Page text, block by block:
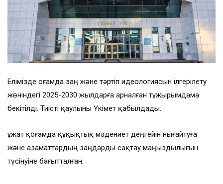
Елімізде Қоғамда заң және тәртіп идеологиясын ілгерілету
жөніндегі 2025-2030 жылдарға арналған тұжырымдама
бекітілді. Тиісті қаулыны Үкімет қабылдады.
Құжат қоғамда құқықтық мәдениет деңгейін нығайтуға
және азаматтардың заңдарды сақтау маңыздылығын
түсінуіне бағытталған.